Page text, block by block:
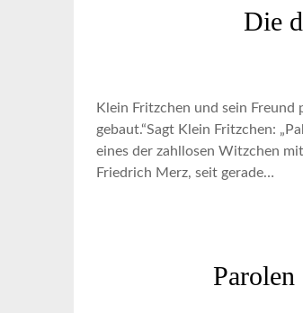
Die
Klein Fritzchen und sein
gebaut.“Sagt Klein Fritzchen:
eines der zahllosen Witzchen
Friedrich Merz, seit gerade…